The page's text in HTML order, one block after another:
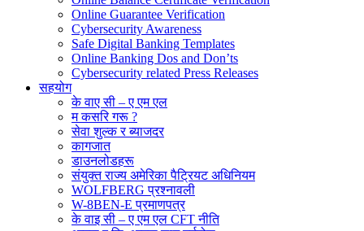
Online Guarantee Verification
Cybersecurity Awareness
Safe Digital Banking Templates
Online Banking Dos and Don’ts
Cybersecurity related Press Releases
सहयोग
के वाए सी – ए एम एल
म कसरि गरू ?
सेवा शुल्क र ब्याजदर
कागजात
डाउनलोडहरू
संयुक्त राज्य अमेरिका पैट्रियट अधिनियम
WOLFBERG प्रश्नावली
W-8BEN-E प्रमाणपत्र
के वाइ सी – ए एम एल CFT नीति